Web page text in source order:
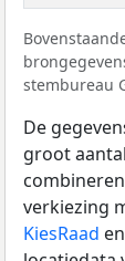
stembureau
De
groot
verkiezing
KiesRaad en